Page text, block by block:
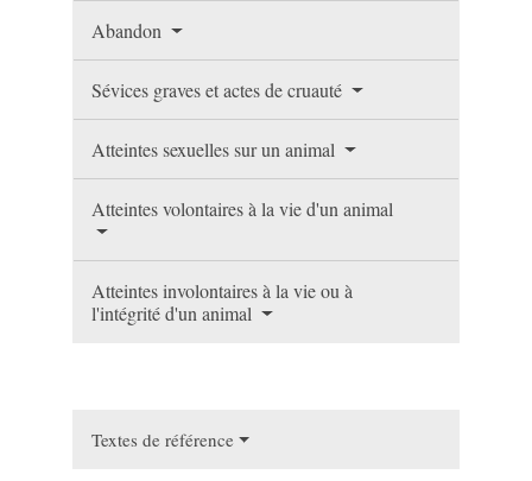
Abandon
Sévices graves et actes de cruauté
Atteintes sexuelles sur un animal
Atteintes volontaires à la vie d'un animal
Atteintes involontaires à la vie ou à
l'intégrité d'un animal
Textes de référence